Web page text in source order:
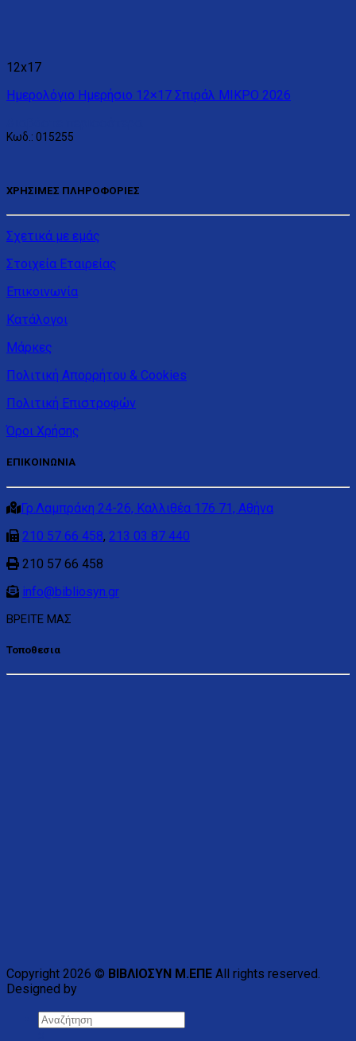
12x17
Ημερολόγιο Ημερήσιο 12×17 Σπιράλ ΜΙΚΡΟ 2026
Κωδ.: 015255
ΧΡΗΣΙΜΕΣ ΠΛΗΡΟΦΟΡΙΕΣ
Σχετικά με εμάς
Στοιχεία Εταιρείας
Επικοινωνία
Κατάλογοι
Μάρκες
Πολιτική Απορρήτου & Cookies
Πολιτική Επιστροφών
Όροι Χρήσης
ΕΠΙΚΟΙΝΩΝΙΑ
Γρ.Λαμπράκη 24-26, Καλλιθέα 176 71, Αθήνα
210 57 66 458, 213 03 87 440
210 57 66 458
info@bibliosyn.gr
ΒΡΕΙΤΕ ΜΑΣ
Τοποθεσια
Copyright 2026 © ΒΙΒΛΙΟΣΥΝ Μ.ΕΠΕ All rights reserved.
Designed by